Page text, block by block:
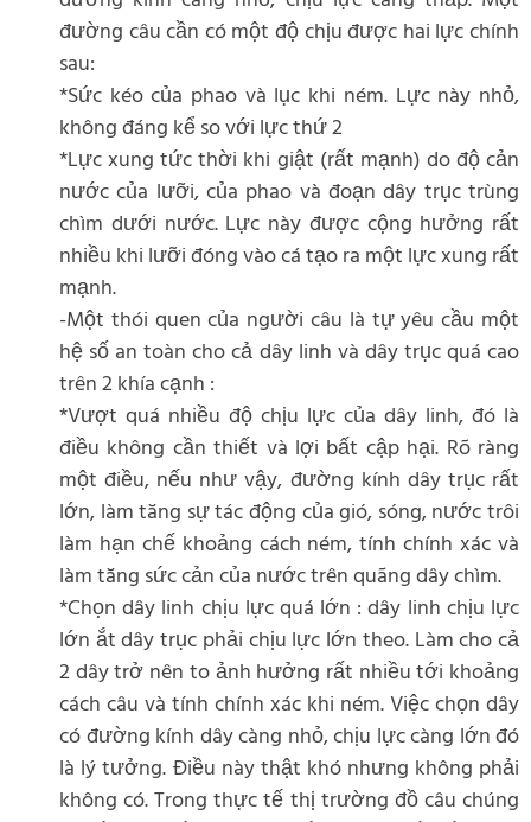
đường câu cần có một độ chịu được hai lực chính
sau:
*Sức kéo của phao và lục khi ném. Lực này nhỏ,
không đáng kể so với lực thứ 2
*Lực xung tức thời khi giật (rất mạnh) do độ cản
nước của lưỡi, của phao và đoạn dây trục trùng
chìm dưới nước. Lực này được cộng hưởng rất
nhiều khi lưỡi đóng vào cá tạo ra một lực xung rất
mạnh.
-Một thói quen của người câu là tự yêu cầu một
hệ số an toàn cho cả dây linh và dây trục quá cao
trên 2 khía cạnh :
*Vượt quá nhiều độ chịu lực của dây linh, đó là
điều không cần thiết và lợi bất cập hại. Rõ ràng
một điều, nếu như vậy, đường kính dây trục rất
lớn, làm tăng sự tác động của gió, sóng, nước trôi
làm hạn chế khoảng cách ném, tính chính xác và
làm tăng sức cản của nước trên quãng dây chìm.
*Chọn dây linh chịu lực quá lớn : dây linh chịu lực
lớn ắt dây trục phải chịu lực lớn theo. Làm cho cả
2 dây trở nên to ảnh hưởng rất nhiều tới khoảng
cách câu và tính chính xác khi ném. Việc chọn dây
có đường kính dây càng nhỏ, chịu lực càng lớn đó
là lý tưởng. Điều này thật khó nhưng không phải
không có. Trong thực tế thị trường đồ câu chúng